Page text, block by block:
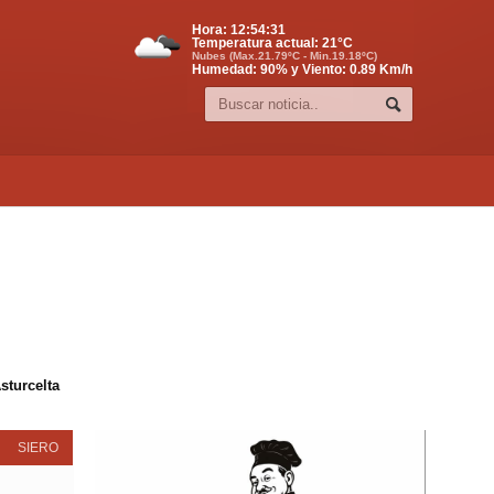
Hora: 12:54:32
Temperatura actual: 21°C
Nubes (Max.21.79ºC - Min.19.18ºC)
Humedad: 90% y Viento: 0.89 Km/h
SIERO